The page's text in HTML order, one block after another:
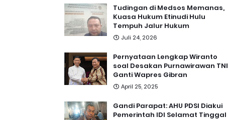
Tudingan di Medsos Memanas,
Kuasa Hukum Etinudi Hulu
Tempuh Jalur Hukum
Juli 24, 2026
Pernyataan Lengkap Wiranto
soal Desakan Purnawirawan TNI
Ganti Wapres Gibran
April 25, 2025
Gandi Parapat: AHU PDSI Diakui
Pemerintah IDI Selamat Tinggal